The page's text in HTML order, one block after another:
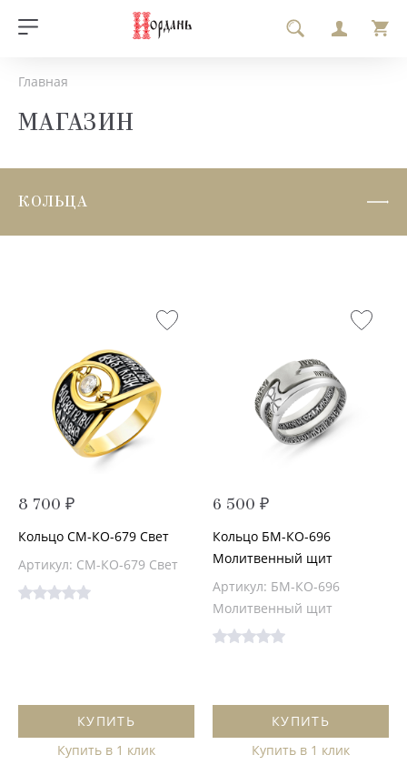
Главная
МАГАЗИН
КОЛЬЦА
8 700 ₽
Кольцо СМ-КО-679 Свет
Артикул: СМ-КО-679 Свет
КУПИТЬ
Купить в 1 клик
6 500 ₽
Кольцо БМ-КО-696
Молитвенный щит
Артикул: БМ-КО-696
Молитвенный щит
КУПИТЬ
Купить в 1 клик